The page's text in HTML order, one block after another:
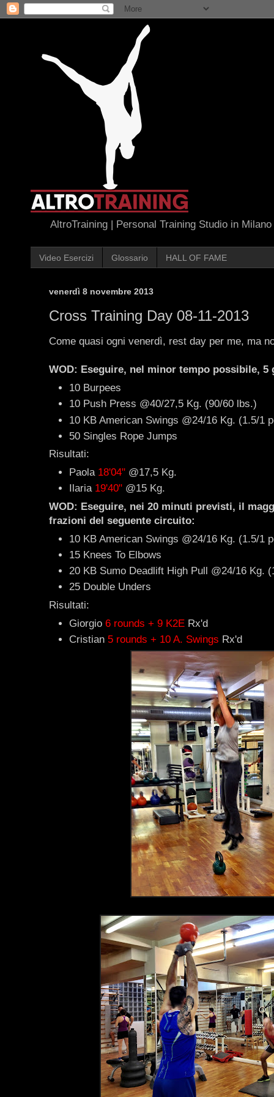
AltroTraining | Personal Training Studio in Milano
Video Esercizi Glossario HALL OF FAME
venerdì 8 novembre 2013
Cross Training Day 08-11-2013
Come quasi ogni venerdì, rest day per me, ma
WOD: Eseguire, nel minor tempo possibile,
10 Burpees
10 Push Press @40/27,5 Kg. (90/60 lbs.)
10 KB American Swings @24/16 Kg. (1.5/1
50 Singles Rope Jumps
Risultati:
Paola 18'04" @17,5 Kg.
Ilaria 19'40" @15 Kg.
WOD: Eseguire, nei 20 minuti previsti, il
frazioni del seguente circuito:
10 KB American Swings @24/16 Kg. (1.5/1
15 Knees To Elbows
20 KB Sumo Deadlift High Pull @24/16 Kg.
25 Double Unders
Risultati:
Giorgio 6 rounds + 9 K2E Rx'd
Cristian 5 rounds + 10 A. Swings Rx'd